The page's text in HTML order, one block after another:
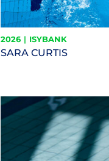
2026 | ISYBANK
SARA CURTIS